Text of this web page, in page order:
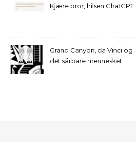
Kjære bror, hilsen ChatGPT
Grand Canyon, da Vinci og
det sårbare mennesket